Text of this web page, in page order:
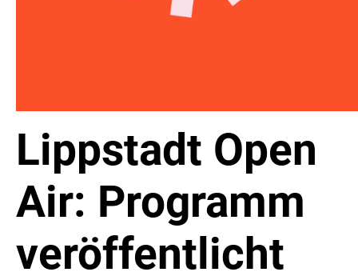
Lippstadt Open
Air: Programm
veröffentlicht